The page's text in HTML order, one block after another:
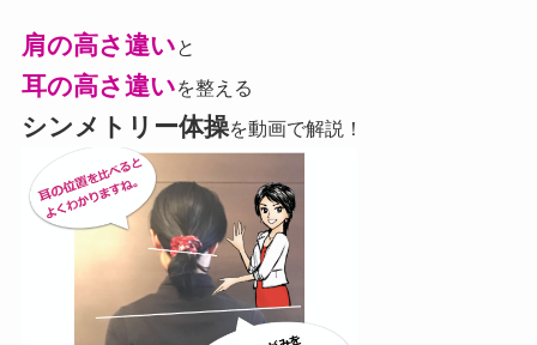
肩の高さ違いと
耳の高さ違いを整える
シンメトリー体操を動画で解説！